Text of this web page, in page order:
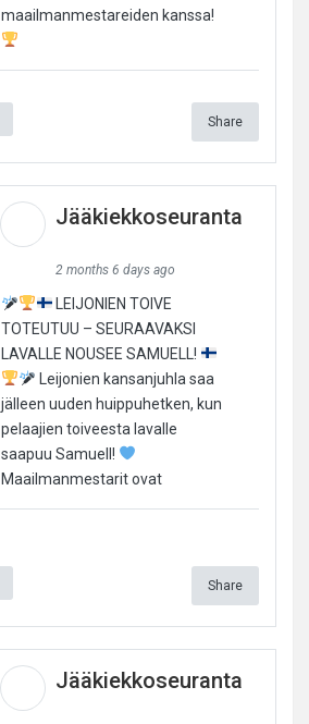
maailmanmestareiden kanssa!
Share
Jääkiekkoseuranta
2 months 6 days ago
LEIJONIEN TOIVE
TOTEUTUU – SEURAAVAKSI
LAVALLE NOUSEE SAMUELL!
Leijonien kansanjuhla saa
jälleen uuden huippuhetken, kun
pelaajien toiveesta lavalle
saapuu Samuell!
Maailmanmestarit ovat
Share
Jääkiekkoseuranta